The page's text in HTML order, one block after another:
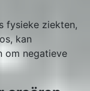
fysieke ziekten,
kan
om negatieve